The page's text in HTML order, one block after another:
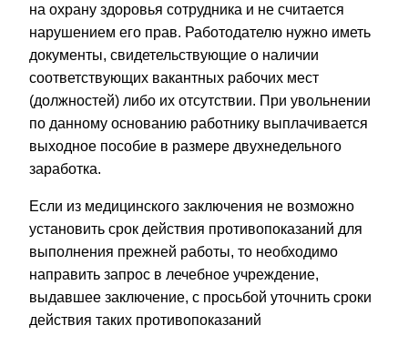
на охрану здоровья сотрудника и не считается
нарушением его прав. Работодателю нужно иметь
документы, свидетельствующие о наличии
соответствующих вакантных рабочих мест
(должностей) либо их отсутствии. При увольнении
по данному основанию работнику выплачивается
выходное пособие в размере двухнедельного
заработка.
Если из медицинского заключения не возможно
установить срок действия противопоказаний для
выполнения прежней работы, то необходимо
направить запрос в лечебное учреждение,
выдавшее заключение, с просьбой уточнить сроки
действия таких противопоказаний